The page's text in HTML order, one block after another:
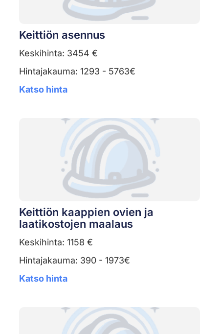
Keittiön asennus
Keskihinta: 3454 €
Hintajakauma: 1293 - 5763€
Katso hinta
Keittiön kaappien ovien ja
laatikostojen maalaus
Keskihinta: 1158 €
Hintajakauma: 390 - 1973€
Katso hinta